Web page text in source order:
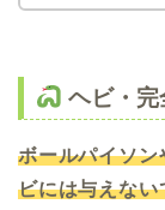
ヘビ・
ボールパイソン
ビには与えない